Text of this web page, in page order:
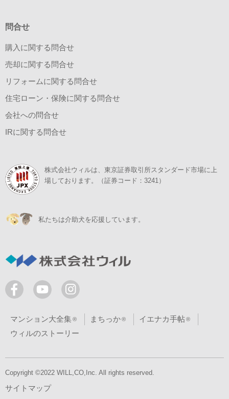
問合せ
購入に関する問合せ
売却に関する問合せ
リフォームに関する問合せ
住宅ローン・保険に関する問合せ
会社への問合せ
IRに関する問合せ
株式会社ウィルは、東京証券取引所スタンダード市場に上
場しております。（証券コード：3241）
私たちは介助犬を応援しています。
マンション大全集 まちっか
イエナカ手帖
ウィルのストーリー
Copyright ©2022 WILL,CO,Inc. All rights reserved.
サイトマップ